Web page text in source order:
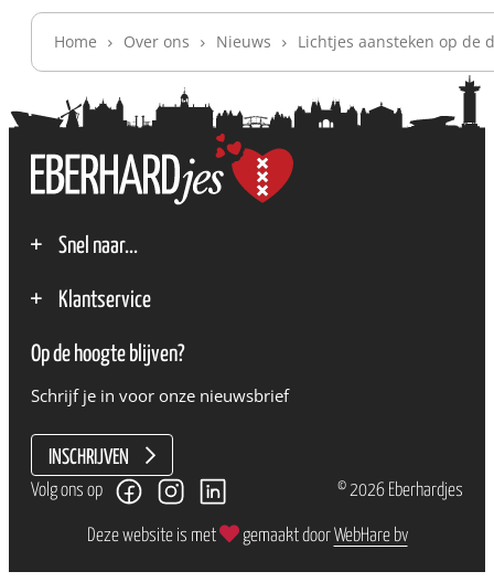
Home Over ons Nieuws Lichtjes aansteken op de
Snel naar...
Contact
Zakelijk
Klantservice
Klantenservice
Algemene voorwaarden
Op de hoogte blijven?
Schrijf je in voor onze nieuwsbrief
INSCHRIJVEN
Volg ons op © 2026 Eberhardjes
Deze website is met gemaakt doorWebHare bv